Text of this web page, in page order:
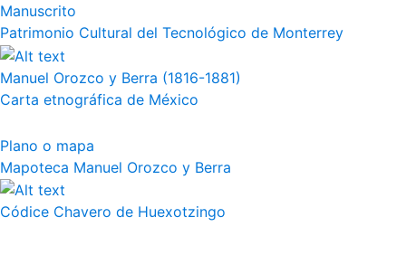
Manuscrito
Patrimonio Cultural del Tecnológico de Monterrey
Manuel Orozco y Berra (1816-1881)
Carta etnográfica de México
Plano o mapa
Mapoteca Manuel Orozco y Berra
Códice Chavero de Huexotzingo